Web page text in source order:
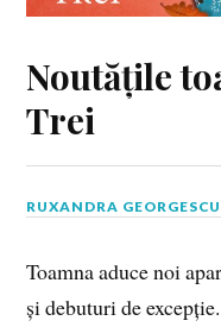
Noutățile
Trei
RUXANDRA GEORGESCU
Toamna aduce noi
și debuturi de